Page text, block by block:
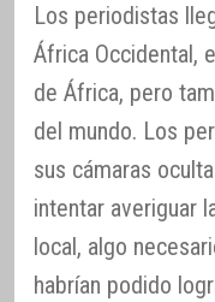
Los periodistas
África Occidental,
de África, pero
del mundo. Los
sus cámaras
intentar averiguar
local, algo
habrían podido